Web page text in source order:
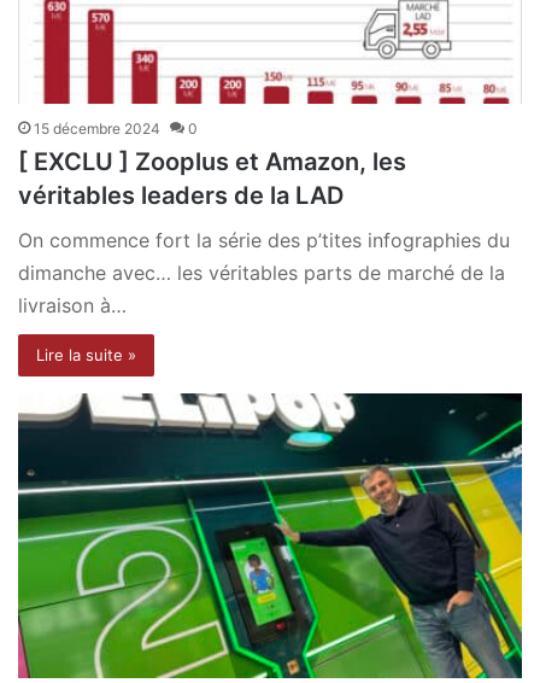
15 décembre 2024 0
[ EXCLU ] Zooplus et Amazon, les
véritables leaders de la LAD
On commence fort la série des p’tites infographies du
dimanche avec… les véritables parts de marché de la
livraison à…
Lire la suite »